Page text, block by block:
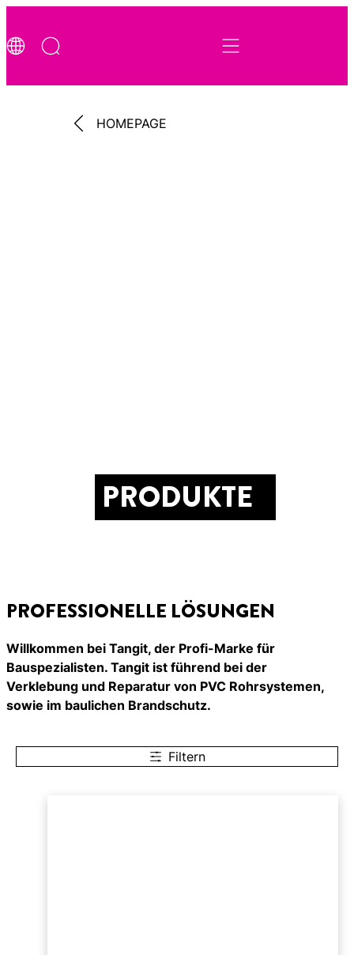
HOMEPAGE
PRODUKTE
PROFESSIONELLE LÖSUNGEN
Willkommen bei Tangit, der Profi-Marke für
Bauspezialisten. Tangit ist führend bei der
Verklebung und Reparatur von PVC Rohrsystemen,
sowie im baulichen Brandschutz.
Filtern